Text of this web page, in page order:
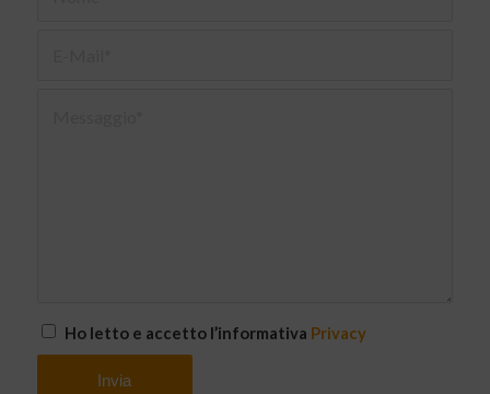
Ho letto e accetto l’informativa Privacy